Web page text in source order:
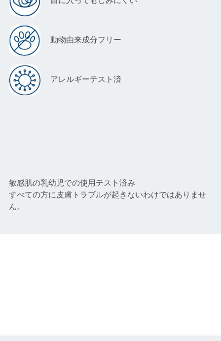
動物由来成分フリー
アレルギーテスト済
敏感肌の乳幼児での使用テスト済み
すべての方に皮膚トラブルが起きないわけではありませ
ん。